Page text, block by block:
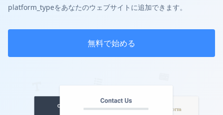
platform_typeをあなたのウェブサイトに追加できます。
無料で始める